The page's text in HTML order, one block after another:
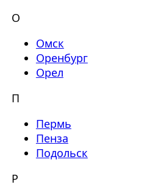
О
Омск
Оренбург
Орел
П
Пермь
Пенза
Подольск
Р